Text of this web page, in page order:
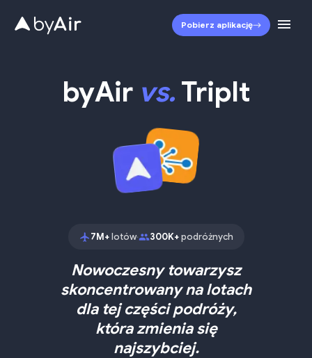
Pobierz aplikację
byAir vs. TripIt
7M+ lotów• 300K+ podróżnych
Nowoczesny towarzysz
skoncentrowany na lotach
dla tej części podróży,
która zmienia się
najszybciej.